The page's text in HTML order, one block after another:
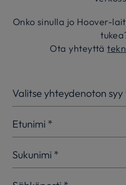
Onko sinulla jo Hoover-
Ota yhteyttä
Valitse yhteydenoton syy
Etunimi *
Sukunimi *